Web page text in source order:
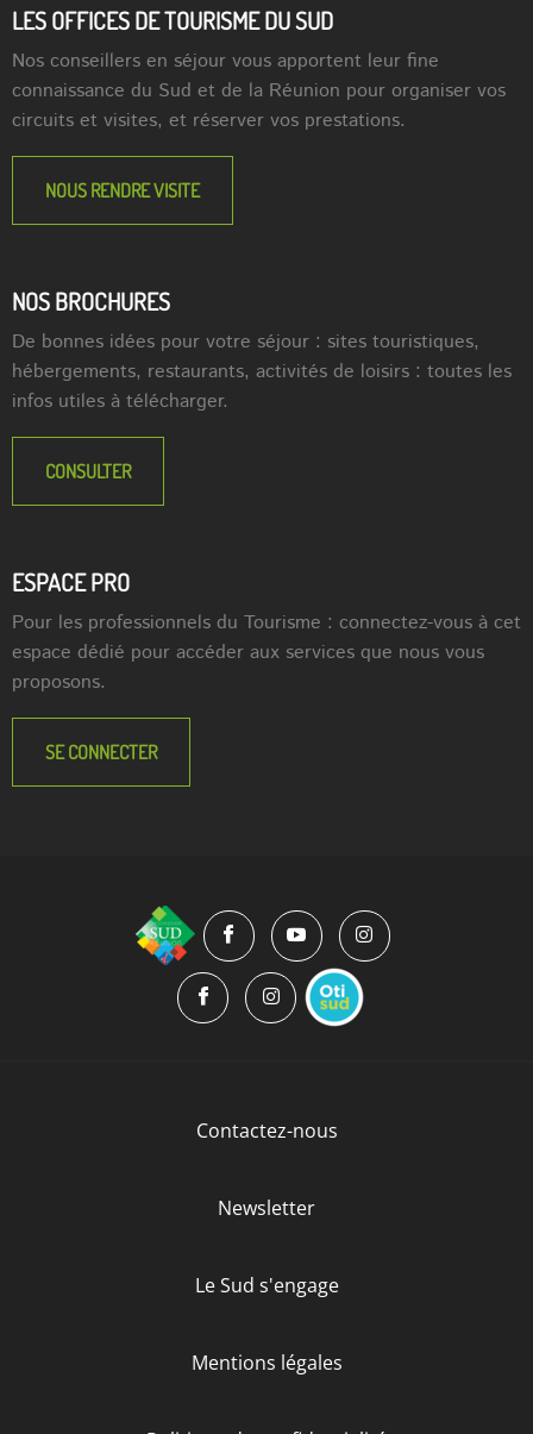
LES OFFICES DE TOURISME DU SUD
Nos conseillers en séjour vous apportent leur fine
connaissance du Sud et de la Réunion pour organiser vos
circuits et visites, et réserver vos prestations.
NOUS RENDRE VISITE
NOS BROCHURES
De bonnes idées pour votre séjour : sites touristiques,
hébergements, restaurants, activités de loisirs : toutes les
infos utiles à télécharger.
CONSULTER
ESPACE PRO
Pour les professionnels du Tourisme : connectez-vous à cet
espace dédié pour accéder aux services que nous vous
proposons.
SE CONNECTER
Contactez-nous
Newsletter
Le Sud s'engage
Mentions légales